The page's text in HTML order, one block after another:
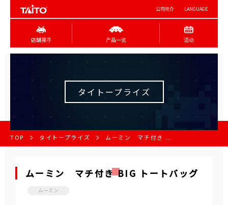
公司简介 LANGUAGE
店舖搜寻 产品一览 活动
タイトープライズ
TOP タイトープライズ ムーミン マチ付き ...
ムーミン マチ付き BIG トートバッグ
ムーミン